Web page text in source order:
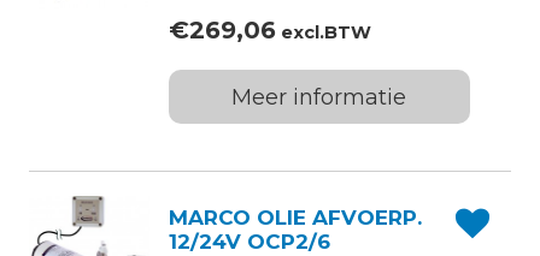
€269,06excl.BTW
Meer informatie
MARCO OLIE AFVOERP.
12/24V OCP2/6